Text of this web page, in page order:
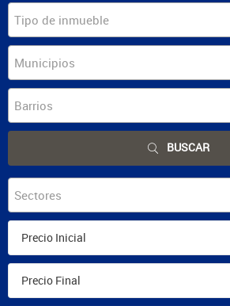
Tipo de inmueble
Municipios
Barrios
BUSCAR
Sectores